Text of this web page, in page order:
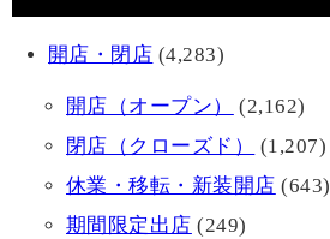
開店・閉店 (4,283)
開店（オープン）
(2,162)
閉店（クローズド）
(1,207)
休業・移転・新装開店 (643)
期間限定出店 (249)